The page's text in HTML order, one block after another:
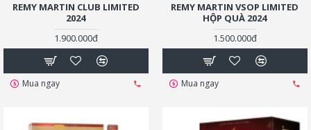
REMY MARTIN CLUB LIMITED
2024
1.900.000đ
Mua ngay
REMY MARTIN VSOP LIMITED
HỘP QUÀ 2024
1.500.000đ
Mua ngay